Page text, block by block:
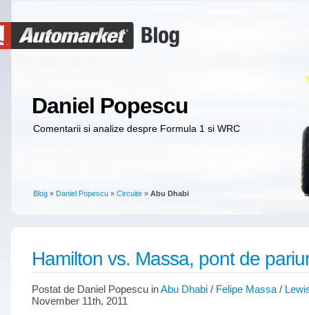
Daniel Popescu
Comentarii si analize despre Formula 1 si WRC
Blog » Daniel Popescu » Circuite » Abu Dhabi
Hamilton vs. Massa, pont de
Postat de Daniel Popescu inAbu Dhabi / Felipe Massa /
November 11th, 2011